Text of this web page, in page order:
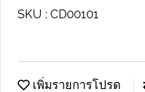
SKU : CD00101
เพิ่มรายการโปรด